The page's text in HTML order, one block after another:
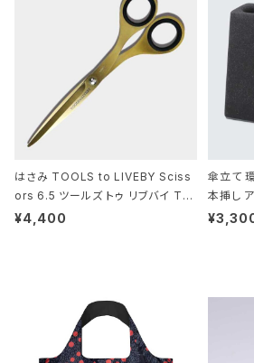
はさみ TOOLS to LIVEBY Sciss
ors 6.5 ツールズ トゥ リブバイ TL
010 シザーズ 6.5 ゴールド
¥4,400
傘立て
本挿し
deaco